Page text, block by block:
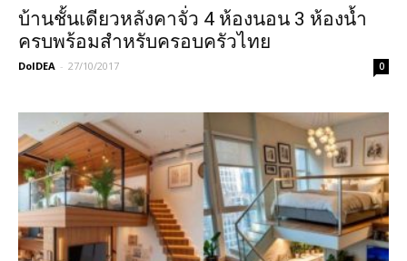
บ้านชั้นเดียวหลังคาจั่ว 4 ห้องนอน 3 ห้องน้ำ
ครบพร้อมสำหรับครอบครัวไทย
DoIDEA - 27/10/2017 0